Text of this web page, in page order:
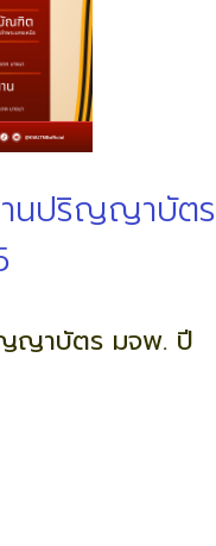
านปริญญาบัตร
ญญาบัตร มจพ. ปี